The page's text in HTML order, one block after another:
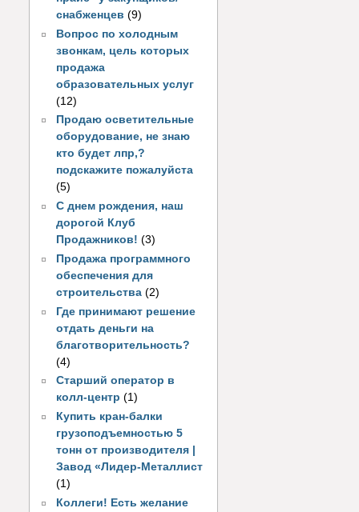
снабженцев (9)
Вопрос по холодным
звонкам, цель которых
продажа
образовательных услуг
(12)
Продаю осветительные
оборудование, не знаю
кто будет лпр,?
подскажите пожалуйста
(5)
С днем рождения, наш
дорогой Клуб
Продажников! (3)
Продажа программного
обеспечения для
строительства (2)
Где принимают решение
отдать деньги на
благотворительность?
(4)
Старший оператор в
колл-центр (1)
Купить кран-балки
грузоподъемностью 5
тонн от производителя |
Завод «Лидер-Металлист
(1)
Коллеги! Есть желание